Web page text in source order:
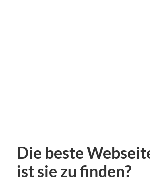
Die beste
ist sie zu finden?